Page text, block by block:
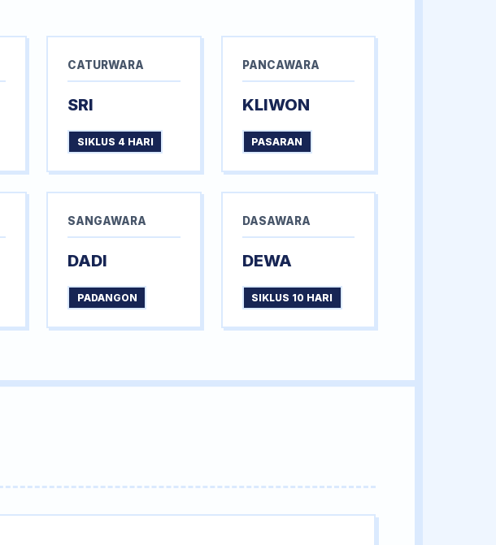
CATURWARA
SRI
SIKLUS 4 HARI
PANCAWARA
KLIWON
PASARAN
SANGAWARA
DADI
PADANGON
DASAWARA
DEWA
SIKLUS 10 HARI